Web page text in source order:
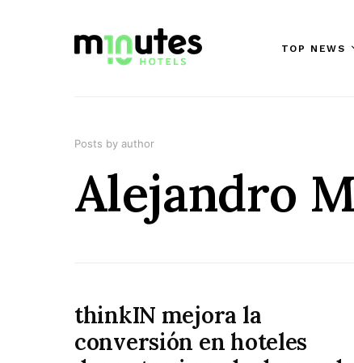
TOP NEWS
Posts by author
Alejandro
thinkIN mejora la
conversión en hoteles